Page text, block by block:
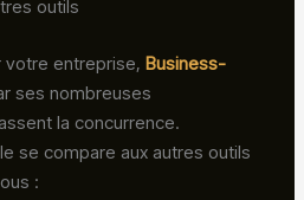
outils
votre entreprise,Business-
ses nombreuses
la concurrence.
se compare aux autres outils
: